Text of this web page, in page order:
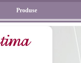
Produse